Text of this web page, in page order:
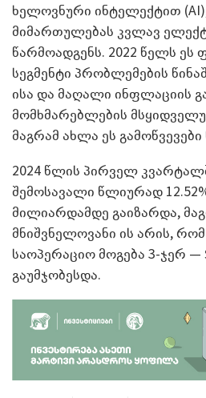
ხელოვნური ინტელექტით
მიმართულებას კვლავ
წარმოადგენს. 2022 წელს ეს
სეგმენტი პრობლემების
ისა და მაღალი ინფლაციის
მომხმარებლების
მაგრამ ახლა ეს
2024 წლის პირველ
შემოსავალი წლიურად
მილიარდამდე გაიზარდა,
მნიშვნელოვანი ის არის, რომ
საოპერაციო მოგება 3-ჯერ
გაუმჯობესდა.